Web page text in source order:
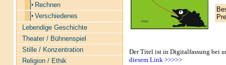
Rechnen
Verschiedenes
Lebendige Geschichte
Theater / Bühnenspiel
Stille / Konzentration
Religion / Ethik
Der Titel ist in Digitalfassung bei
diesem Link >>>>>